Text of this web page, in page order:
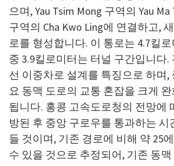
으며, Yau Tsim Mong 구역의 Yau
구역의 Cha Kwo Ling에 연결하고,
로를 형성합니다. 이 통로는 4.7킬
중 3.9킬로미터는 터널 구간입니다.
선 이중차로 설계를 특징으로 하며,
요 동맥 도로의 교통 혼잡을 크게
됩니다. 홍콩 고속도로청의 전망에
방된 후 중앙 구로우를 통과하는 시
들 것이며, 기존 경로에 비해 약 25
수 있을 것으로 추정되어, 기존 동